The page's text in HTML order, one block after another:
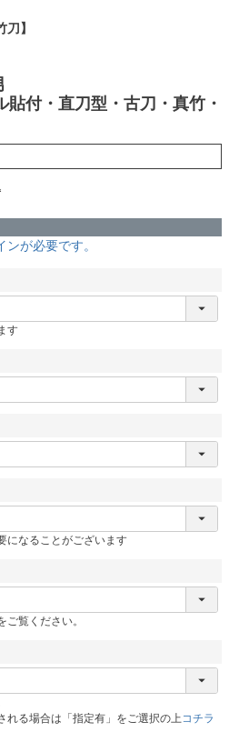
】
貼付・直刀型・古刀・真竹・
が必要です。
す
になることがございます
ご覧ください。
れる場合は「指定有」をご選択の上 コチラ